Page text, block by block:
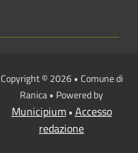
Copyright © 2026 • Comune di
Ranica • Powered by
Municipium• Accesso
redazione